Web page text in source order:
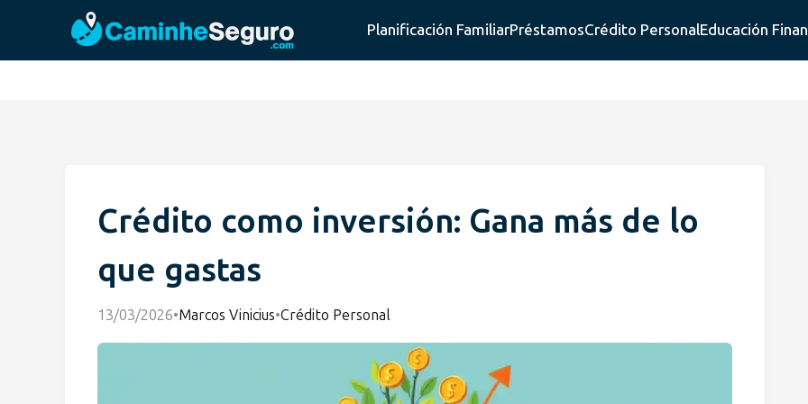
Planificación FamiliarPréstamosCrédito PersonalEducación
Crédito como inversión: Gana más de lo
que gastas
13/03/2026•Marcos Vinicius•Crédito Personal